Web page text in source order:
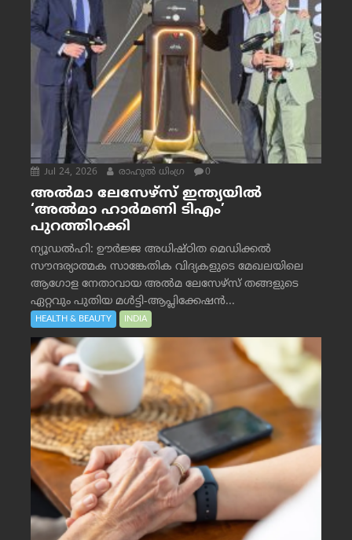
Jul 24, 2026 രാഹുല്‍ ധിംഗ്ര 0
അൽമാ ലേസേഴ്സ് ഇന്ത്യയിൽ
‘അൽമാ ഹാർമണി ടിഎം’
പുറത്തിറക്കി
ന്യൂഡൽഹി: ഊർജ്ജ അധിഷ്ഠിത മെഡിക്കൽ
സൗന്ദര്യാത്മക സാങ്കേതിക വിദ്യകളുടെ മേഖലയിലെ
ആഗോള നേതാവായ അൽമ ലേസേഴ്സ് തങ്ങളുടെ
ഏറ്റവും പുതിയ മൾട്ടി-ആപ്ലിക്കേഷൻ...
HEALTH & BEAUTY INDIA